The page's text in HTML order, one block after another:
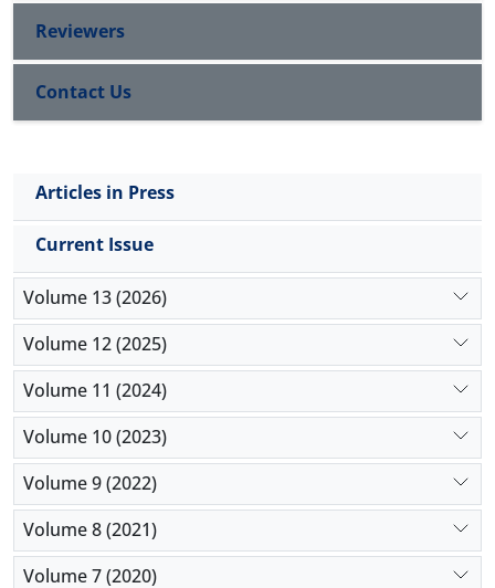
Reviewers
Contact Us
Articles in Press
Current Issue
Volume 13 (2026)
Volume 12 (2025)
Volume 11 (2024)
Volume 10 (2023)
Volume 9 (2022)
Volume 8 (2021)
Volume 7 (2020)